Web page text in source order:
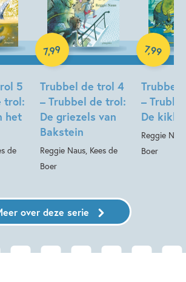
5
trol:
het
de
Trubbel de trol 4
– Trubbel de trol:
De griezels van
Bakstein
Reggie Naus, Kees de
Boer
7,99
E-book
Trubbel
–
De
Reggie
Boer
7,99
E-book
over deze serie